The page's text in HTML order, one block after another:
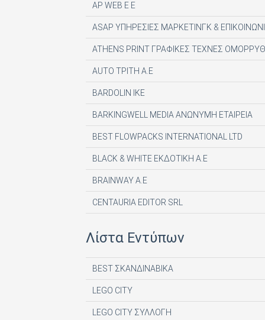
AP WEB Ε Ε
ASAP ΥΠΗΡΕΣΙΕΣ ΜΑΡΚΕΤΙΝΓΚ &
ATHENS PRINT ΓΡΑΦΙΚΕΣ ΤΕΧΝΕΣ
AUTO ΤΡΙΤΗ Α.Ε
BARDOLIN ΙΚΕ
BARKINGWELL MEDIA ΑΝΩΝΥΜΗ ΕΤΑΙΡΕΙΑ
BEST FLOWPACKS INTERNATIONAL LTD
BLACK & WHITE ΕΚΔΟΤΙΚΗ Α.Ε
BRAINWAY A.E
CENTAURIA EDITOR SRL
DIGITAL CONTENT S.A.
DIGITAL MEDIA EPTA LTD ΥΠΟΚΑΤΑΣΤΗΜΑ
DOCUMENTO MEDIA ΜΟΝΟΠΡΟΣΩΠΗ ΙΚΕ
Λίστα Εντύπων
BEST ΣΚΑΝΔΙΝΑΒΙΚΑ
LEGO CITY
LEGO CITY ΣΥΛΛΟΓΗ